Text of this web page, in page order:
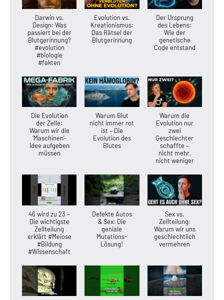
Darwin vs.
Design: Was
passiert bei der
Blutgerinnung?
#evolution
#biologie
#fakten
Evolution vs.
Kreationismus:
Das Rätsel der
Blutgerinnung
Der Ursprung
des Lebens:
Wie der
genetische
Code entstand
Die Evolution
der Zelle:
Warum wir die
'Maschinen'-
Idee aufgeben
müssen
Warum Blut
nicht immer rot
ist – Die
Evolution des
Blutes
Warum die
Evolution nur
zwei
Geschlechter
schaffte –
nicht mehr,
nicht weniger
46 wird zu 23 –
Die wichtigste
Zellteilung
erklärt #Meiose
#Bildung
#Wissenschaft
Defekte Autos
& Sex: Die
geniale
Mutations-
Lösung!
Sex vs.
Zellteilung:
Warum wir uns
geschlechtlich
vermehren